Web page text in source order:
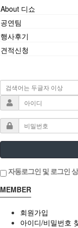
About 디쇼
공연팀
행사후기
견적신청
자동로그인 및 로그인
MEMBER
회원가입
아이디/비밀번호